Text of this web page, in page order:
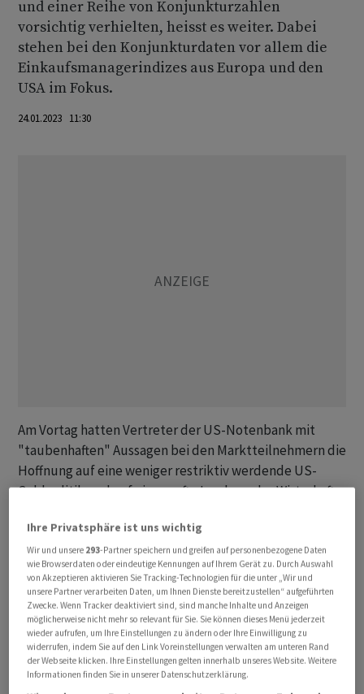
und einer Reihe von Konjunkturzahlen
vorsichtig verhielten, heisst es weiter. Dabei
stehen bei den Konjunkturdaten vor allem die
Einkaufsmanagerindizes aus Europa und den
USA im Fokus.
24.01.2023 11:30
Am Vortag hatten Vertreter der US-Notenbank mit
"taubenhaften" Aussagen bei den Marktteilnehmern die
Hoffnung auf eine weniger restriktiv werdende US-
Geldpolitik und auf eine sanfte Landung der Wirtschaft
und Einkaufspreise wieder Optimismus bezüglich der
anstehenden Unternehmensergebnisse aufgekommen.
Ob dies zutrifft, werde sich nun zeigen. Denn in den USA
werden zahlreiche Grosskonzerne, darunter die
Schwergewichte Microsoft und Intel, ihre Zahlen
veröffentlichen. Auch in der Schweiz gewinnt die
Berichtssaison an Fahrt.
Ihre Privatsphäre ist uns wichtig
Wir und unsere 293-Partner speichern und greifen auf personenbezogene Daten
wie Browserdaten oder eindeutige Kennungen auf Ihrem Gerät zu. Durch Auswahl
von Akzeptieren aktivieren Sie Tracking-Technologien für die unter „Wir und
unsere Partner verarbeiten Daten, um Ihnen Dienste bereitzustellen“ aufgeführten
Zwecke. Wenn Tracker deaktiviert sind, sind manche Inhalte und Anzeigen
möglicherweise nicht mehr so relevant für Sie. Sie können dieses Menü jederzeit
wieder aufrufen, um Ihre Einstellungen zu ändern oder Ihre Einwilligung zu
widerrufen, indem Sie auf den Link Voreinstellungen verwalten am unteren Rand
der Webseite klicken. Ihre Einstellungen gelten innerhalb unseres Website. Weitere
Informationen finden Sie in unserer Datenschutzerklärung.